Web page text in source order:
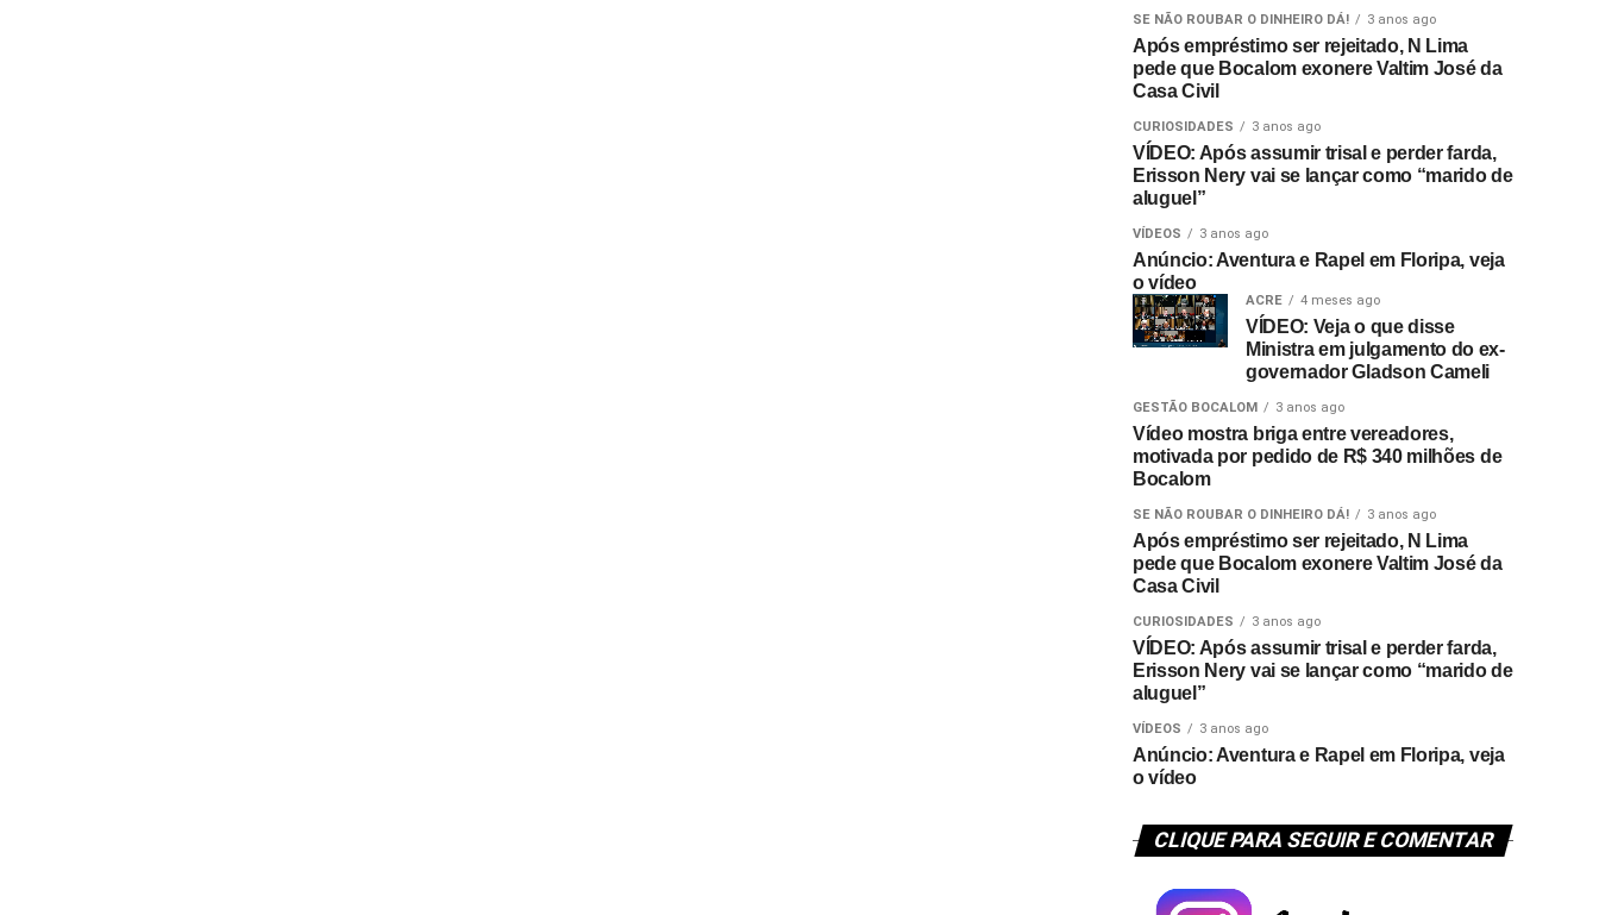
SE NÃO ROUBAR O DINHEIRO DÁ! 3 anos ago
Após empréstimo ser rejeitado, N Lima
pede que Bocalom exonere Valtim José da
Casa Civil
CURIOSIDADES 3 anos ago
VÍDEO: Após assumir trisal e perder farda,
Erisson Nery vai se lançar como “marido de
aluguel”
VÍDEOS 3 anos ago
Anúncio: Aventura e Rapel em Floripa, veja
o vídeo
ACRE 4 meses ago
VÍDEO: Veja o que disse
Ministra em julgamento do ex-
governador Gladson Cameli
GESTÃO BOCALOM 3 anos ago
Vídeo mostra briga entre vereadores,
motivada por pedido de R$ 340 milhões de
Bocalom
SE NÃO ROUBAR O DINHEIRO DÁ! 3 anos ago
Após empréstimo ser rejeitado, N Lima
pede que Bocalom exonere Valtim José da
Casa Civil
CURIOSIDADES 3 anos ago
VÍDEO: Após assumir trisal e perder farda,
Erisson Nery vai se lançar como “marido de
aluguel”
VÍDEOS 3 anos ago
Anúncio: Aventura e Rapel em Floripa, veja
o vídeo
CLIQUE PARA SEGUIR E COMENTAR